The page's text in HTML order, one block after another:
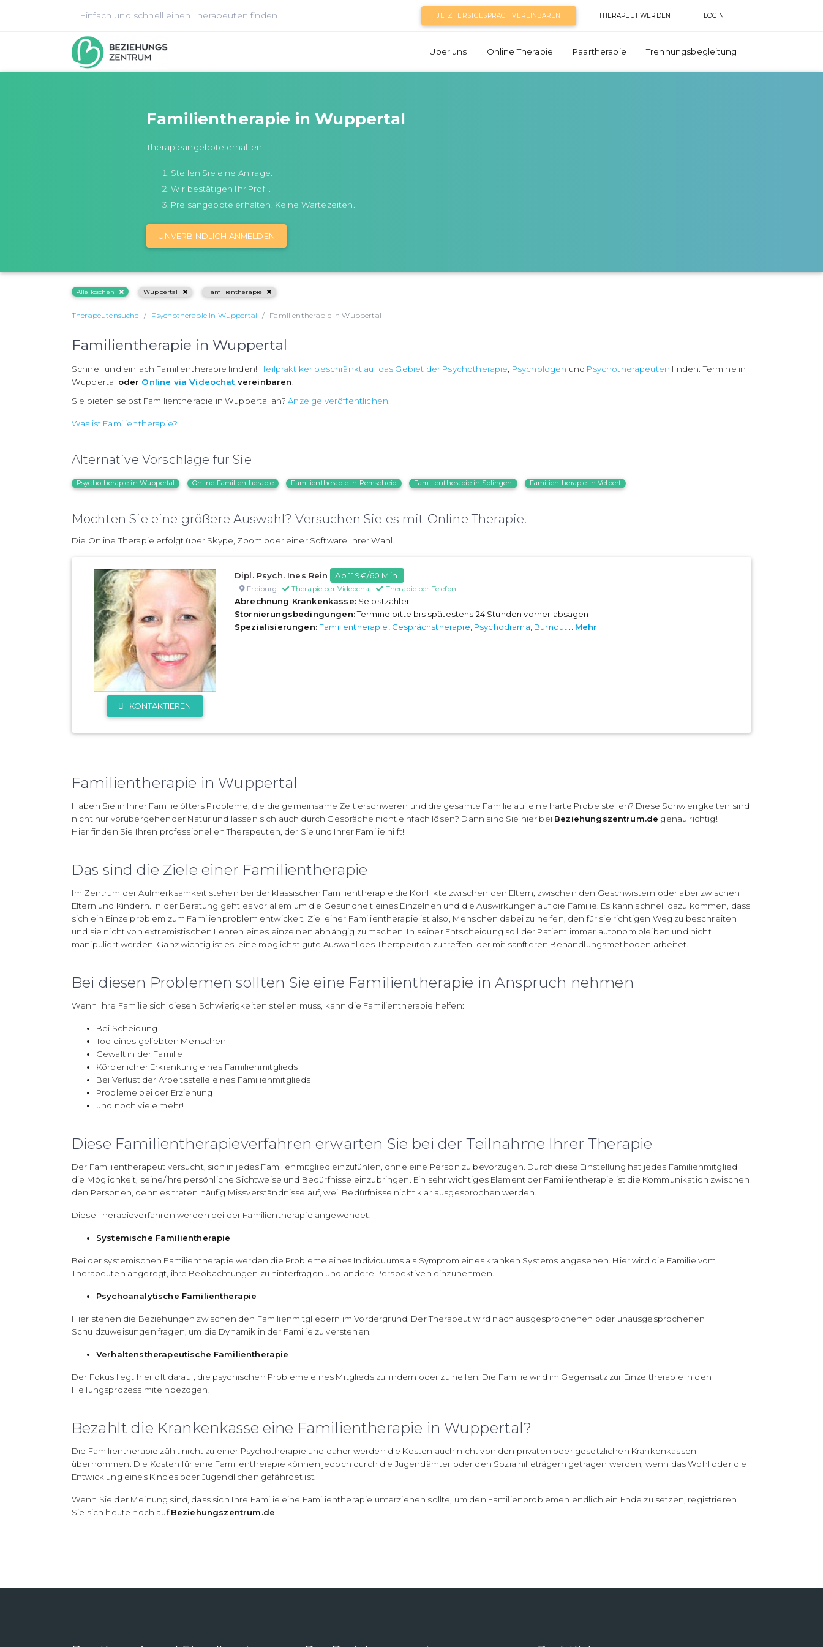
Einfach und schnell einen Therapeuten finden JETZT ERSTGESPRÄCH VEREINBAREN THERAPEUT WERDEN LOGIN
Über uns Online Therapie Paartherapie Trennungsbegleitung
Familientherapie in Wuppertal
Therapieangebote erhalten.
Stellen Sie eine Anfrage.
Wir bestätigen Ihr Profil.
Preisangebote erhalten. Keine Wartezeiten.
UNVERBINDLICH ANMELDEN
Alle löschen Wuppertal Familientherapie
Therapeutensuche Psychotherapie in Wuppertal Familientherapie in Wuppertal
Familientherapie in Wuppertal
Schnell und einfach Familientherapie finden! Heilpraktiker beschränkt auf das Gebiet der Psychotherapie, Psychologen und Psychotherapeuten finden. Termine in
Wuppertal oder Online via Videochat vereinbaren.
Sie bieten selbst Familientherapie in Wuppertal an?Anzeige veröffentlichen.
Was ist Familientherapie?
Alternative Vorschläge für Sie
Psychotherapie in Wuppertal Online Familientherapie Familientherapie in Remscheid Familientherapie in Solingen Familientherapie in Velbert
Möchten Sie eine größere Auswahl? Versuchen Sie es mit Online Therapie.
Die Online Therapie erfolgt über Skype, Zoom oder einer Software Ihrer Wahl.
KONTAKTIEREN
Dipl. Psych. Ines Rein Ab 119€/60 Min.
Freiburg Therapie per Videochat Therapie per Telefon
Abrechnung Krankenkasse:Selbstzahler
Stornierungsbedingungen:Termine bitte bis spätestens 24 Stunden vorher absagen
Spezialisierungen: Familientherapie, Gesprächstherapie, Psychodrama, Burnout... Mehr
Familientherapie in Wuppertal
Haben Sie in Ihrer Familie öfters Probleme, die die gemeinsame Zeit erschweren und die gesamte Familie auf eine harte Probe stellen? Diese Schwierigkeiten sind
nicht nur vorübergehender Natur und lassen sich auch durch Gespräche nicht einfach lösen? Dann sind Sie hier bei Beziehungszentrum.de genau richtig!
Hier finden Sie Ihren professionellen Therapeuten, der Sie und Ihrer Familie hilft!
Das sind die Ziele einer Familientherapie
Im Zentrum der Aufmerksamkeit stehen bei der klassischen Familientherapie die Konflikte zwischen den Eltern, zwischen den Geschwistern oder aber zwischen
Eltern und Kindern. In der Beratung geht es vor allem um die Gesundheit eines Einzelnen und die Auswirkungen auf die Familie. Es kann schnell dazu kommen, dass
sich ein Einzelproblem zum Familienproblem entwickelt. Ziel einer Familientherapie ist also, Menschen dabei zu helfen, den für sie richtigen Weg zu beschreiten
und sie nicht von extremistischen Lehren eines einzelnen abhängig zu machen. In seiner Entscheidung soll der Patient immer autonom bleiben und nicht
manipuliert werden. Ganz wichtig ist es, eine möglichst gute Auswahl des Therapeuten zu treffen, der mit sanfteren Behandlungsmethoden arbeitet.
Bei diesen Problemen sollten Sie eine Familientherapie in Anspruch nehmen
Wenn Ihre Familie sich diesen Schwierigkeiten stellen muss, kann die Familientherapie helfen:
Bei Scheidung
Tod eines geliebten Menschen
Gewalt in der Familie
Körperlicher Erkrankung eines Familienmitglieds
Bei Verlust der Arbeitsstelle eines Familienmitglieds
Probleme bei der Erziehung
und noch viele mehr!
Diese Familientherapieverfahren erwarten Sie bei der Teilnahme Ihrer Therapie
Der Familientherapeut versucht, sich in jedes Familienmitglied einzufühlen, ohne eine Person zu bevorzugen. Durch diese Einstellung hat jedes Familienmitglied
die Möglichkeit, seine/ihre persönliche Sichtweise und Bedürfnisse einzubringen. Ein sehr wichtiges Element der Familientherapie ist die Kommunikation zwischen
den Personen, denn es treten häufig Missverständnisse auf, weil Bedürfnisse nicht klar ausgesprochen werden.
Diese Therapieverfahren werden bei der Familientherapie angewendet:
Systemische Familientherapie
Bei der systemischen Familientherapie werden die Probleme eines Individuums als Symptom eines kranken Systems angesehen. Hier wird die Familie vom
Therapeuten angeregt, ihre Beobachtungen zu hinterfragen und andere Perspektiven einzunehmen.
Psychoanalytische Familientherapie
Hier stehen die Beziehungen zwischen den Familienmitgliedern im Vordergrund. Der Therapeut wird nach ausgesprochenen oder unausgesprochenen
Schuldzuweisungen fragen, um die Dynamik in der Familie zu verstehen.
Verhaltenstherapeutische Familientherapie
Der Fokus liegt hier oft darauf, die psychischen Probleme eines Mitglieds zu lindern oder zu heilen. Die Familie wird im Gegensatz zur Einzeltherapie in den
Heilungsprozess miteinbezogen.
Bezahlt die Krankenkasse eine Familientherapie in Wuppertal?
Die Familientherapie zählt nicht zu einer Psychotherapie und daher werden die Kosten auch nicht von den privaten oder gesetzlichen Krankenkassen
übernommen. Die Kosten für eine Familientherapie können jedoch durch die Jugendämter oder den Sozialhilfeträgern getragen werden, wenn das Wohl oder die
Entwicklung eines Kindes oder Jugendlichen gefährdet ist.
Wenn Sie der Meinung sind, dass sich Ihre Familie eine Familientherapie unterziehen sollte, um den Familienproblemen endlich ein Ende zu setzen, registrieren
Sie sich heute noch aufBeziehungszentrum.de!